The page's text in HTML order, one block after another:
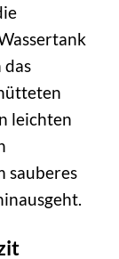
leichten
sauberes